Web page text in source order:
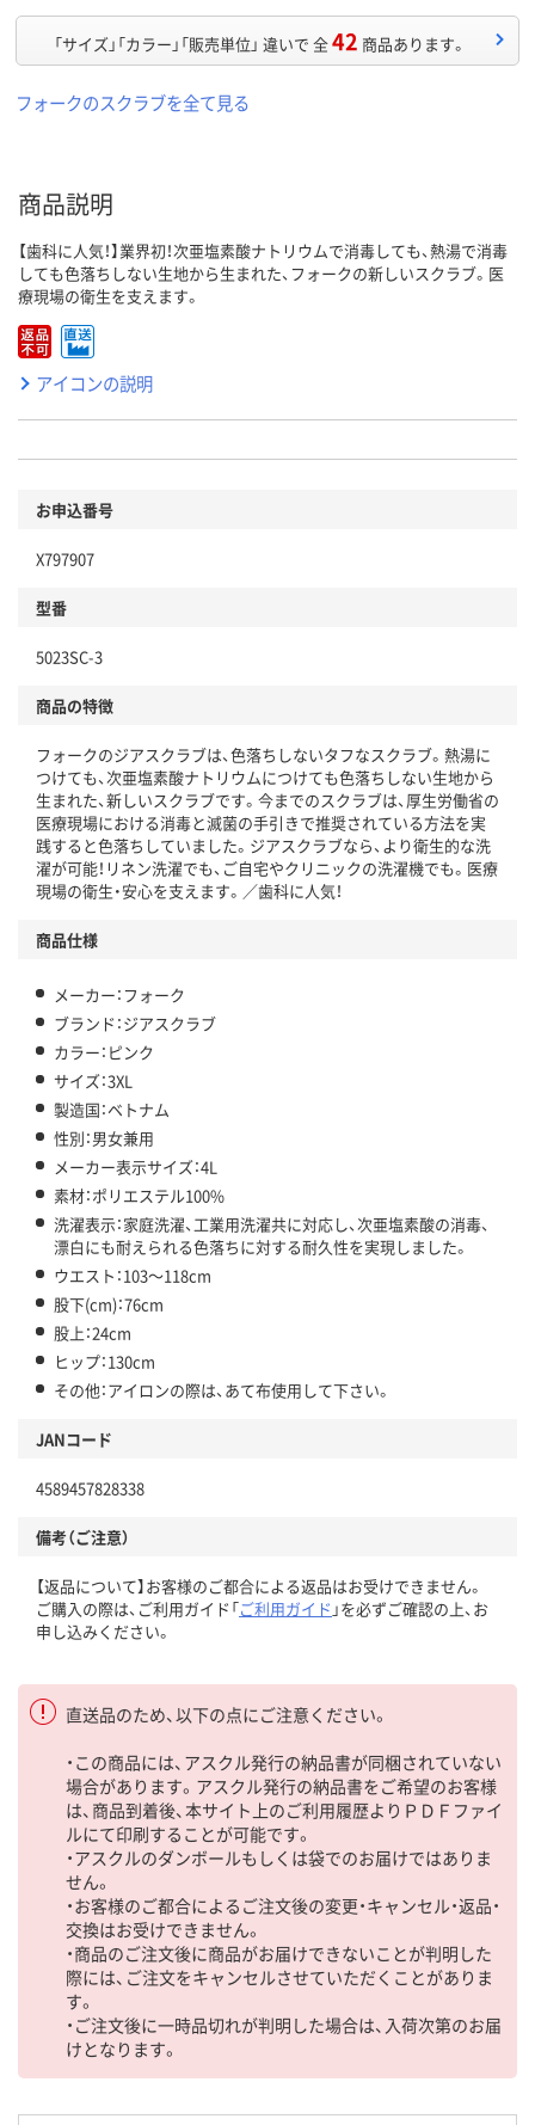
「サイズ」「カラー」「販売単位」 違いで 全42 商品あります。
フォークのスクラブを全て見る
商品説明
【歯科に人気！】業界初！次亜塩素酸ナトリウムで消毒しても、熱湯で消毒
しても色落ちしない生地から生まれた、フォークの新しいスクラブ。医
療現場の衛生を支えます。
アイコンの説明
お申込番号
X797907
型番
5023SC-3
商品の特徴
フォークのジアスクラブは、色落ちしないタフなスクラブ。熱湯に
つけても、次亜塩素酸ナトリウムにつけても色落ちしない生地から
生まれた、新しいスクラブです。今までのスクラブは、厚生労働省の
医療現場における消毒と滅菌の手引きで推奨されている方法を実
践すると色落ちしていました。ジアスクラブなら、より衛生的な洗
濯が可能！リネン洗濯でも、ご自宅やクリニックの洗濯機でも。医療
現場の衛生・安心を支えます。／歯科に人気！
商品仕様
メーカー：フォーク
ブランド：ジアスクラブ
カラー：ピンク
サイズ：3XL
製造国：ベトナム
性別：男女兼用
メーカー表示サイズ：4L
素材：ポリエステル100%
洗濯表示：家庭洗濯、工業用洗濯共に対応し、次亜塩素酸の消毒、
漂白にも耐えられる色落ちに対する耐久性を実現しました。
ウエスト：103～118cm
股下(cm)：76cm
股上：24cm
ヒップ：130cm
その他：アイロンの際は、あて布使用して下さい。
JANコード
4589457828338
備考（ご注意）
【返品について】お客様のご都合による返品はお受けできません。
ご購入の際は、ご利用ガイド「ご利用ガイド 」を必ずご確認の上、お
申し込みください。
直送品のため、以下の点にご注意ください。
・この商品には、アスクル発行の納品書が同梱されていない
場合があります。アスクル発行の納品書をご希望のお客様
は、商品到着後、本サイト上のご利用履歴よりＰＤＦファイ
ルにて印刷することが可能です。
・アスクルのダンボールもしくは袋でのお届けではありま
せん。
・お客様のご都合によるご注文後の変更・キャンセル・返品・
交換はお受けできません。
・商品のご注文後に商品がお届けできないことが判明した
際には、ご注文をキャンセルさせていただくことがありま
す。
・ご注文後に一時品切れが判明した場合は、入荷次第のお届
けとなります。